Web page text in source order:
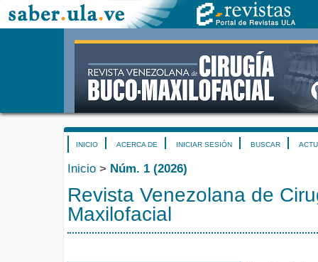
INICIO ACERCA DE INICIAR SESIÓN BUSCAR
Inicio > Núm. 1 (2026)
Revista Venezolana de
Maxilofacial